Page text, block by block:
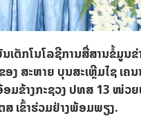
ຕັກໂນໂລຊີການສື່ສານຂໍ້ມູນ
ສະຫາຍ ບຸນສະເຫຼີມໄຊ ເຄນ
ຂ້າງກະຊວງ ປທສ 13 ໜ່ວ
ເຂົ້າຮ່ວມຢ່າງພ້ອມພຽງ.